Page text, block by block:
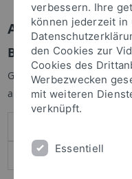
Anmelden
Geben Sie Ihren
anzumelden:
verbessern. Ihre
können jederzeit in
den Cookies zur
Cookies des
Werbezwecken
mit weiteren
verknüpft.
Essentiell